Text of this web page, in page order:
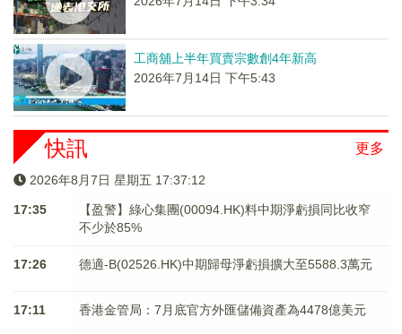
工商舖上半年買賣宗數創4年新高
2026年7月14日 下午5:43
更多
快訊
2026年8月7日 星期五 17:37:13
17:35
【盈警】綠心集團(00094.HK)料中期淨虧損同比收窄
不少於85%
17:26 德適-B(02526.HK)中期歸母淨虧損擴大至5588.3萬元
17:11 香港金管局：7月底官方外匯儲備資產為4478億美元